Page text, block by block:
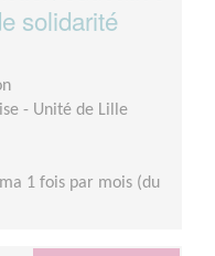
solidarité
- Unité de Lille
1 fois par mois (du